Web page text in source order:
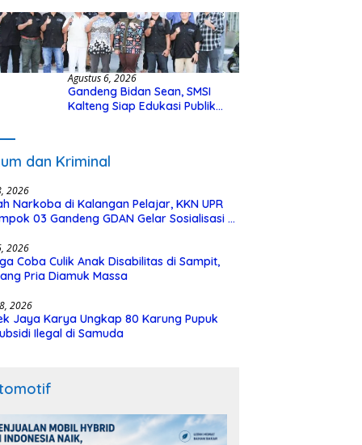
Hibah Rp40 Miliar
Agustus 6, 2026
Gandeng Bidan Sean, SMSI
Kalteng Siap Edukasi Publik
dan Kriminal
2026
Narkoba di Kalangan Pelajar, KKN UPR
03 Gandeng GDAN Gelar Sosialisasi di
2026
Coba Culik Anak Disabilitas di Sampit,
Pria Diamuk Massa
2026
Jaya Karya Ungkap 80 Karung Pupuk
Ilegal di Samuda